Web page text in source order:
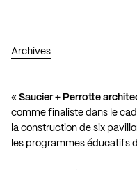
Archives
« Saucier + Perrotte
comme finaliste dans le
la construction de six
les programmes éducatifs